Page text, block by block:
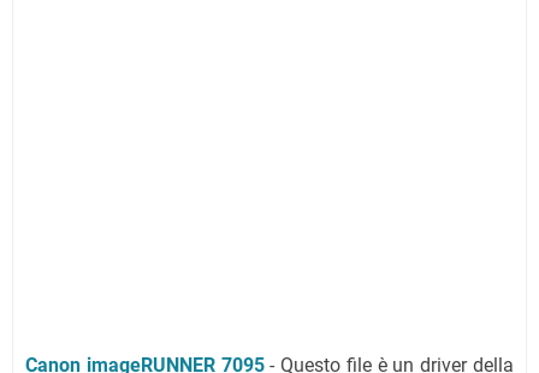
Canon imageRUNNER 7095- Questo file è un driver della